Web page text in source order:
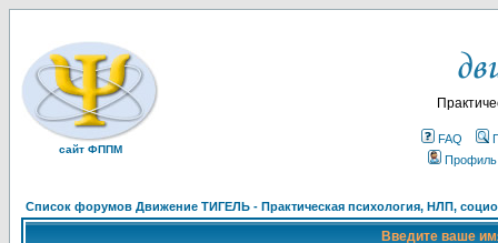
сайт ФППМ
FAQ
Профиль
Список форумов Движение ТИГЕЛЬ - Практическая психология, НЛП,
Введите ваше